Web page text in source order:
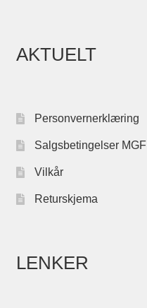
AKTUELT
Personvernerklæring
Salgsbetingelser MGF
Vilkår
Returskjema
LENKER